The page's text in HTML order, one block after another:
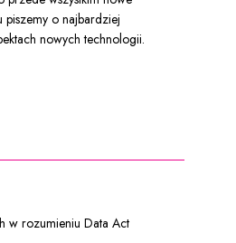
o najbardziej
nowych technologii.
w rozumieniu Data Act